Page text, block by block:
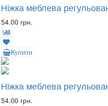
Ніжка меблева
54.00 грн.
Купити
Ніжка меблева
54.00 грн.